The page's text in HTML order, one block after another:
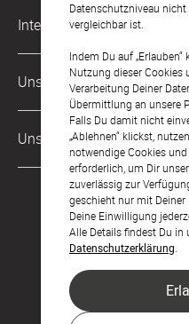
Datenschutzniveau
vergleichbar ist.
Indem Du auf
Nutzung dieser Cookies
Verarbeitung Deiner
Übermittlung an unsere
Falls Du damit nicht
„Ablehnen“ klickst,
notwendige Cookies
erforderlich, um Dir
zuverlässig zur
geschieht nur mit
Deine Einwilligung
Alle Details findest Du in
Datenschutzerklärung
Impressum
AGB & Widerrufsrecht
Zahlung & Versand
Datenschutz
Barrierefreiheitserklärung
LLM's
Musterkarten
Digitale Gästelisten
FAQ & Hilfe
International
Österreich
Schweiz
Frankreich
Unsere Zahlungsarten
Unsere Partner